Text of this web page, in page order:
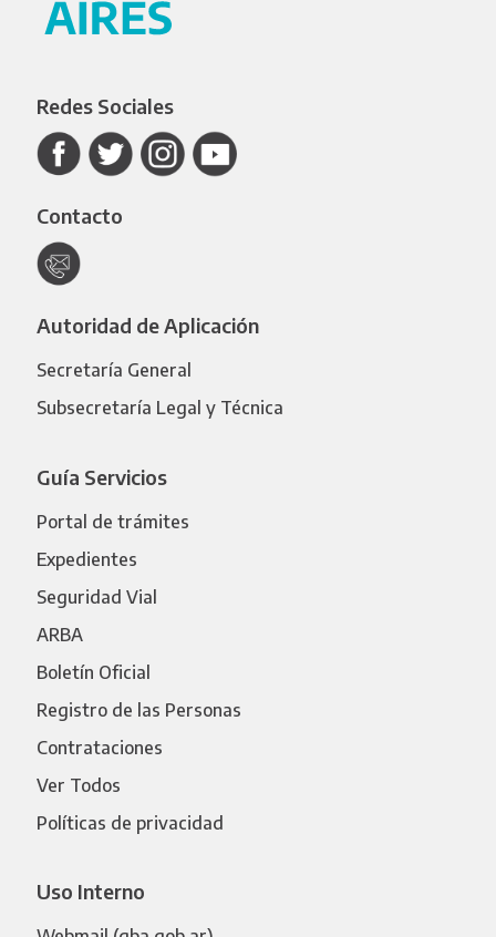
Redes Sociales
Contacto
Autoridad de Aplicación
Secretaría General
Subsecretaría Legal y Técnica
Guía Servicios
Portal de trámites
Expedientes
Seguridad Vial
ARBA
Boletín Oficial
Registro de las Personas
Contrataciones
Ver Todos
Políticas de privacidad
Uso Interno